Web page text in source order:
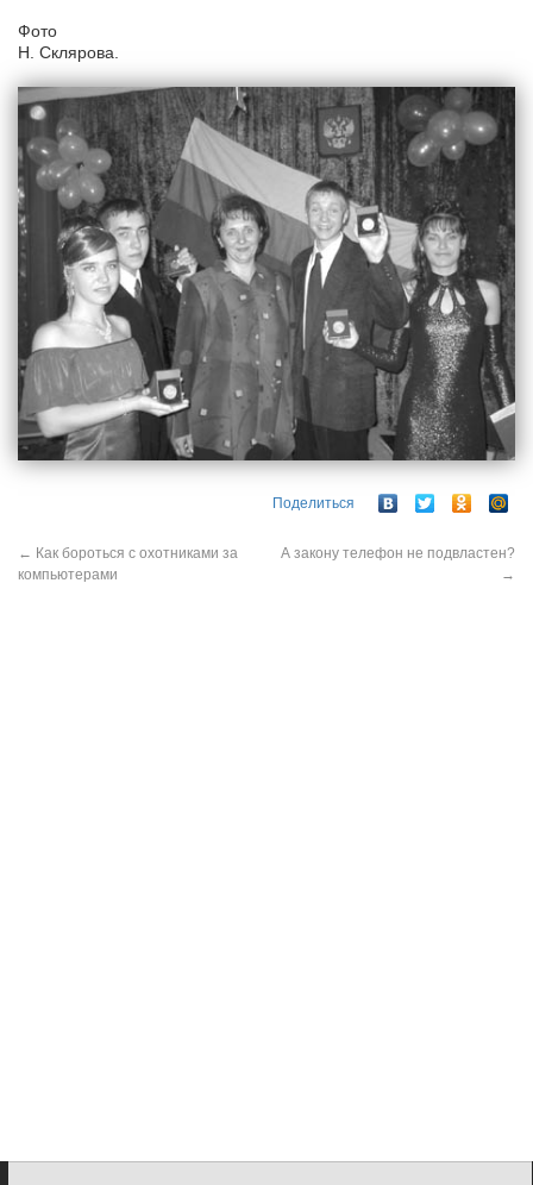
Фото
Н. Склярова.
Поделиться
← Как бороться с охотниками за
компьютерами
А закону телефон не подвластен?
→